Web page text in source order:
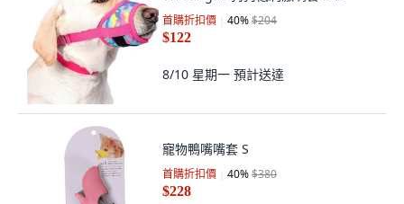
首購折扣價 40%$204
$122
8/10 星期一 預計送達
寵物鴨嘴嘴套 S
首購折扣價 40%$380
$228